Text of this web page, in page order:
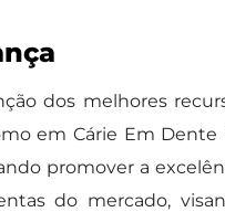
dos melhores
em Cárie Em Dente
promover a
do mercado,